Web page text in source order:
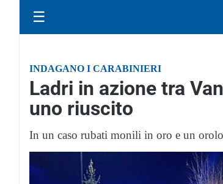
☰
INDAGANO I CARABINIERI
Ladri in azione tra
uno riuscito
In un caso rubati monili in oro e un